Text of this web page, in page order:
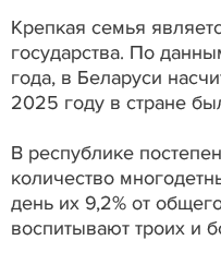
Крепкая семья
государства. По
года, в Беларуси
2025 году в стране
В республике
количество
день их 9,2% от
воспитывают троих и